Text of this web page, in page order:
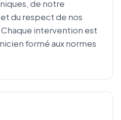
de notre
du respect de nos
intervention est
formé aux normes